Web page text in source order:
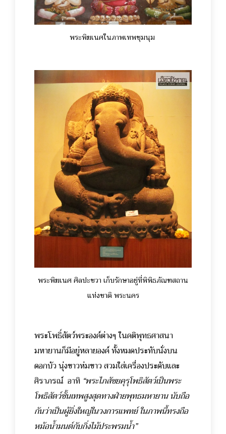
พระพิฆเนศในภาพเทพชุมนุม
พระพิฆเนศ ศิลปะชวา เก็บรักษาอยู่ที่พิพิธภัณฑสถาน
แห่งชาติ พระนคร
พระโพธิ์สัตว์พระองค์ต่างๆ ในคติพุทธศาสนา
มหายานก็มีอยู่หลายองค์ ทั้งหมดประทับนั่งบน
ดอกบัว นุ่งขาวห่มขาว สวมใส่เครื่องประดับและ
ศิราภรณ์อาทิ “พระไภสัชยคุรุโพธิสัตว์เป็นพระ
โพธิสัตว์ชั้นเทพสูงสุดทางฝ่ายพุทธมหายาน นับถือ
กันว่าเป็นผู้ยิ่งใหญ่ในวงการแพทย์ ในภาพนี้ทรงถือ
หม้อน้ำมนต์กับกิ่งไม้ประพรมน้ำ”